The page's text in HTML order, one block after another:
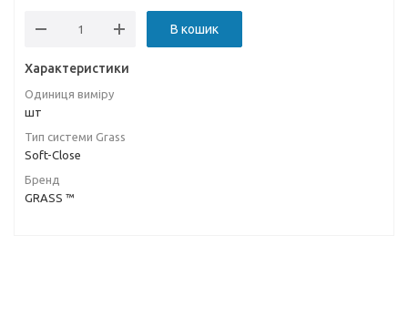
В кошик
Характеристики
Одиниця виміру
шт
Тип системи Grass
Soft-Close
Бренд
GRASS ™